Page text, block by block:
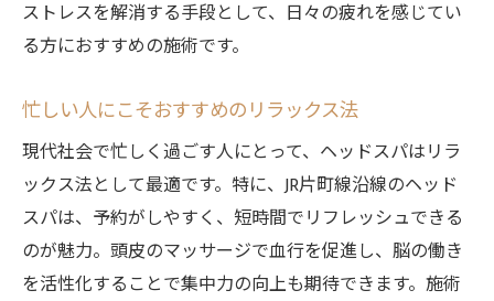
ストレスを解消する手段として、日々の疲れを感じてい
る方におすすめの施術です。
忙しい人にこそおすすめのリラックス法
現代社会で忙しく過ごす人にとって、ヘッドスパはリラ
ックス法として最適です。特に、JR片町線沿線のヘッド
スパは、予約がしやすく、短時間でリフレッシュできる
のが魅力。頭皮のマッサージで血行を促進し、脳の働き
を活性化することで集中力の向上も期待できます。施術